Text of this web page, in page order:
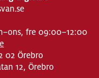
fre 09:00–12:00
02 Örebro
12, Örebro